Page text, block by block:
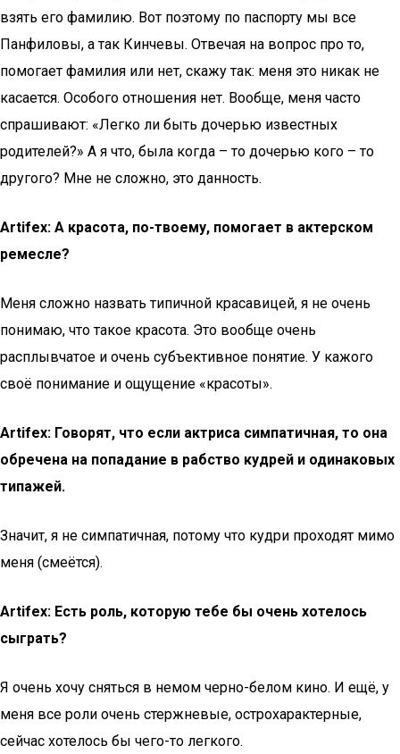
взять его фамилию. Вот поэтому по паспорту мы все
Панфиловы, а так Кинчевы. Отвечая на вопрос про то,
помогает фамилия или нет, скажу так: меня это никак не
касается. Особого отношения нет. Вообще, меня часто
спрашивают: «Легко ли быть дочерью известных
родителей?» А я что, была когда – то дочерью кого – то
другого? Мне не сложно, это данность.
Artifex: А красота, по-твоему, помогает в актерском
ремесле?
Меня сложно назвать типичной красавицей, я не очень
понимаю, что такое красота. Это вообще очень
расплывчатое и очень субъективное понятие. У кажого
своё понимание и ощущение «красоты».
Artifex: Говорят, что если актриса симпатичная, то она
обречена на попадание в рабство кудрей и одинаковых
типажей.
Значит, я не симпатичная, потому что кудри проходят мимо
меня (смеётся).
Artifex: Есть роль, которую тебе бы очень хотелось
сыграть?
Я очень хочу сняться в немом черно-белом кино. И ещё, у
меня все роли очень стержневые, острохарактерные,
сейчас хотелось бы чего-то легкого.